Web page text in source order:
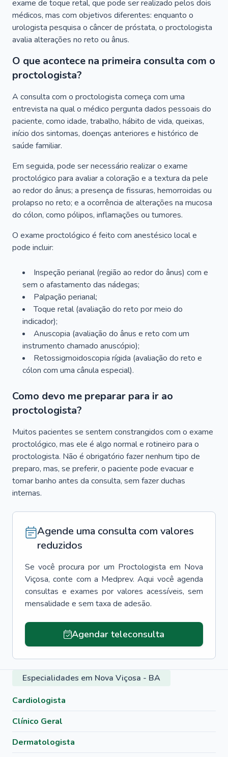
exame de toque retal, que pode ser realizado pelos dois
médicos, mas com objetivos diferentes: enquanto o
urologista pesquisa o câncer de próstata, o proctologista
avalia alterações no reto ou ânus.
O que acontece na primeira consulta com o
proctologista?
A consulta com o proctologista começa com uma
entrevista na qual o médico pergunta dados pessoais do
paciente, como idade, trabalho, hábito de vida, queixas,
início dos sintomas, doenças anteriores e histórico de
saúde familiar.
Em seguida, pode ser necessário realizar o exame
proctológico para avaliar a coloração e a textura da pele
ao redor do ânus; a presença de fissuras, hemorroidas ou
prolapso no reto; e a ocorrência de alterações na mucosa
do cólon, como pólipos, inflamações ou tumores.
O exame proctológico é feito com anestésico local e
pode incluir:
Inspeção perianal (região ao redor do ânus) com e
sem o afastamento das nádegas;
Palpação perianal;
Toque retal (avaliação do reto por meio do
indicador);
Anuscopia (avaliação do ânus e reto com um
instrumento chamado anuscópio);
Retossigmoidoscopia rígida (avaliação do reto e
cólon com uma cânula especial).
Como devo me preparar para ir ao
proctologista?
Muitos pacientes se sentem constrangidos com o exame
proctológico, mas ele é algo normal e rotineiro para o
proctologista. Não é obrigatório fazer nenhum tipo de
preparo, mas, se preferir, o paciente pode evacuar e
tomar banho antes da consulta, sem fazer duchas
internas.
Agende uma consulta com valores
reduzidos
Se você procura por um Proctologista em Nova
Viçosa, conte com a Medprev. Aqui você agenda
consultas e exames por valores acessíveis, sem
mensalidade e sem taxa de adesão.
Agendar teleconsulta
Especialidades em Nova Viçosa - BA
Cardiologista
Clínico Geral
Dermatologista